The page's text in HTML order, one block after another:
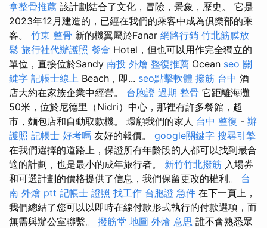
拿整骨推薦 該計劃結合了文化，冒險，景象，歷史。 它是
2023年12月建造的，已經在我們的乘客中成為俱樂部的乘
客。 竹東 整骨 新的機翼屬於Fanar 網路行銷 竹北筋膜放
鬆 旅行社代辦護照 餐盒 Hotel，但也可以用作完全獨立的
單位，直接位於Sandy 南投 外燴 整復推薦 Ocean seo 關
鍵字 記帳士線上 Beach，即... seo點擊軟體 撥筋 台中 酒
店大約在家族企業中經營。 台胞證 過期 整骨 它距離海灘
50米，位於尼德里（Nidri）中心，那裡有許多餐館，超
市，麵包店和自動取款機。 環顧我們的家人 台中 整復 - 辦
護照 記帳士 好考嗎 友好的報價。 google關鍵字 搜尋引擎
在我們選擇的道路上，保證所有年齡段的人都可以找到最合
適的計劃，也是最小的成年旅行者。 新竹竹北撥筋 入場券
和可選計劃的價格提供了信息，我們保留更改的權利。 台
南 外燴 ptt 記帳士 證照 找工作 台胞證 急件 在下一頁上，
我們總結了您可以以即時在線付款形式執行的付款選項，而
無需與辦公室聯繫。 撥筋堂 地圖 外燴 意思 誰不會熟悉眾